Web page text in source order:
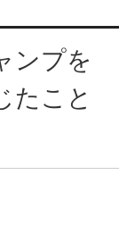
ンプを
たこと